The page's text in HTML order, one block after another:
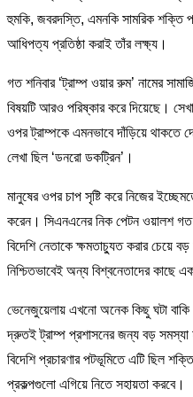
হুমকি, জবরদস্তি, এমনকি সামরিক শক্তি
আধিপত্য প্রতিষ্ঠা করাই তাঁর লক্ষ্য।
গত শনিবার ‘ট্রাম্প ওয়ার রুম’ নামের
বিষয়টি আরও পরিষ্কার করে দিয়েছে।
ওপর ট্রাম্পকে এমনভাবে দাঁড়িয়ে থাকতে
লেখা ছিল ‘ডনরো ডকট্রিন’।
মানুষের ওপর চাপ সৃষ্টি করে নিজের
করেন। সিএনএনের নিক পেটন ওয়ালশ
বিদেশি নেতাকে ক্ষমতাচ্যুত করার চেয়ে
নিশ্চিতভাবেই অন্য বিশ্বনেতাদের কাছে
ভেনেজুয়েলায় এখনো অনেক কিছু ঘটা
দ্রুতই ট্রাম্প প্রশাসনের জন্য বড় সমস্যা
বিদেশি প্রচারণার পটভূমিতে এটি ছিল
প্রকল্পগুলো এগিয়ে নিতে সহায়তা করবে।